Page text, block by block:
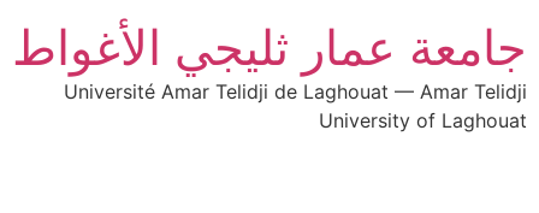
جامعة عمار ثليجي الأغواط
Université Amar Telidji de Laghouat — Amar Telidji
University of Laghouat